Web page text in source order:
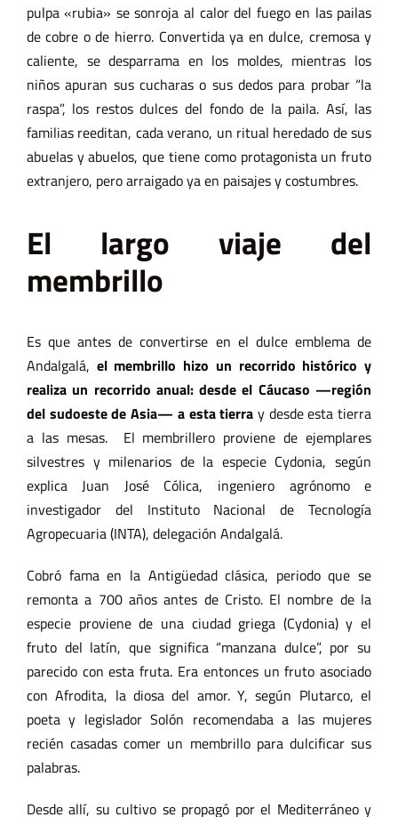
pulpa «rubia» se sonroja al calor del fuego en las pailas
de cobre o de hierro. Convertida ya en dulce, cremosa y
caliente, se desparrama en los moldes, mientras los
niños apuran sus cucharas o sus dedos para probar “la
raspa”, los restos dulces del fondo de la paila. Así, las
familias reeditan, cada verano, un ritual heredado de sus
abuelas y abuelos, que tiene como protagonista un fruto
extranjero, pero arraigado ya en paisajes y costumbres.
El largo viaje del
membrillo
Es que antes de convertirse en el dulce emblema de
Andalgalá, el membrillo hizo un recorrido histórico y
realiza un recorrido anual: desde el Cáucaso —región
del sudoeste de Asia— a esta tierra y desde esta tierra
a las mesas. El membrillero proviene de ejemplares
silvestres y milenarios de la especie Cydonia, según
explica Juan José Cólica, ingeniero agrónomo e
investigador del Instituto Nacional de Tecnología
Agropecuaria (INTA), delegación Andalgalá.
Cobró fama en la Antigüedad clásica, periodo que se
remonta a 700 años antes de Cristo. El nombre de la
especie proviene de una ciudad griega (Cydonia) y el
fruto del latín, que significa “manzana dulce”, por su
parecido con esta fruta. Era entonces un fruto asociado
con Afrodita, la diosa del amor. Y, según Plutarco, el
poeta y legislador Solón recomendaba a las mujeres
recién casadascomer un membrillo para dulcificar sus
palabras.
Desde allí, su cultivo se propagó por el Mediterráneo y